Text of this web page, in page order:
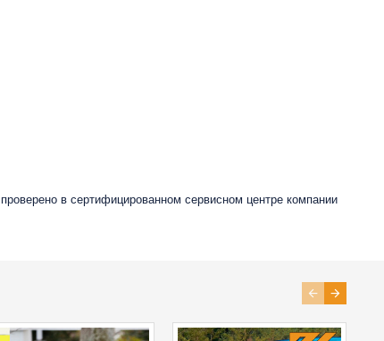
в сертифицированном сервисном центре компании